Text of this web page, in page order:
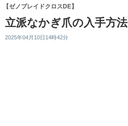
【ゼノブレイドクロスDE】
立派なかぎ爪の入手方法
2025年04月10日14時42分